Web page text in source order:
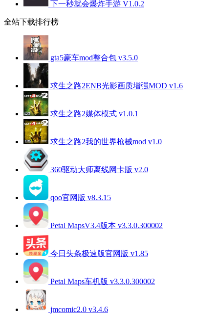
下一秒就会爆炸手游 V1.0.2
全站下载排行榜
gta5豪车mod整合包 v3.5.0
求生之路2ENB光影画质增强MOD v1.6
求生之路2媒体模式 v1.0.1
求生之路2我的世界枪械mod v1.0
360驱动大师离线网卡版 v2.0
qoo官网版 v8.3.15
Petal MapsV3.4版本 v3.3.0.300002
今日头条极速版官网版 v1.85
Petal Maps车机版 v3.3.0.300002
jmcomic2.0 v3.4.6